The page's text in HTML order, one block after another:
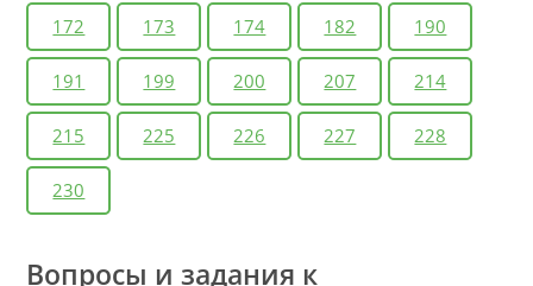
172 173 174 182 190
191 199 200 207 214
215 225 226 227 228
230
Вопросы и задания к